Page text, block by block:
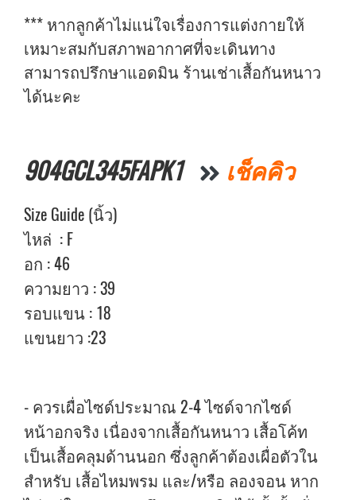
*** หากลูกค้าไม่แน่ใจเรื่องการแต่งกายให้
เหมาะสมกับสภาพอากาศที่จะเดินทาง
สามารถปรึกษาแอดมิน ร้านเช่าเสื้อกันหนาว
ได้นะคะ
904GCL345FAPK1 เช็คคิว
Size Guide (นิ้ว)
ไหล่ : F
อก : 46
ความยาว : 39
รอบแขน : 18
แขนยาว :23
- ควรเผื่อไซด์ประมาณ 2-4 ไซด์จากไซด์
หน้าอกจริง เนื่องจากเสื้อกันหนาว เสื้อโค้ท
เป็นเสื้อคลุมด้านนอก ซึ่งลูกค้าต้องเผื่อตัวใน
สำหรับ เสื้อไหมพรม และ/หรือ ลองจอน หาก